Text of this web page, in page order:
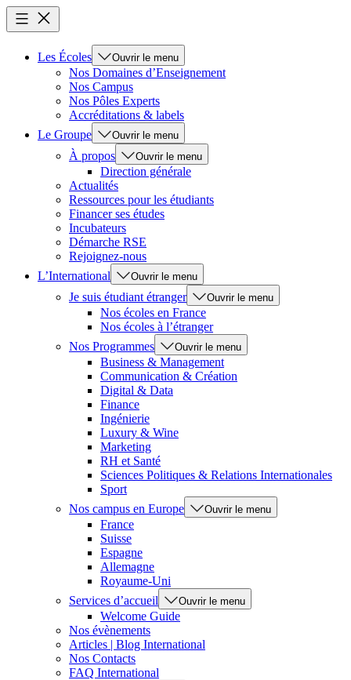
Les Écoles Ouvrir le menu
Nos Domaines d’Enseignement
Nos Campus
Nos Pôles Experts
Accréditations & labels
Le Groupe
Ouvrir le menu
À propos Ouvrir le menu
Direction générale
Actualités
Ressources pour les étudiants
Financer ses études
Incubateurs
Démarche RSE
Rejoignez-nous
L’International
Ouvrir le menu
Je suis étudiant étranger Ouvrir le menu
Nos écoles en France
Nos écoles à l’étranger
Nos Programmes
Ouvrir le menu
Business & Management
Communication & Création
Digital & Data
Finance
Ingénierie
Luxury & Wine
Marketing
RH et Santé
Sciences Politiques & Relations Internationales
Sport
Nos campus en Europe
Ouvrir le menu
France
Suisse
Espagne
Allemagne
Royaume-Uni
Services d’accueil
Ouvrir le menu
Welcome Guide
Nos évènements
Articles | Blog International
Nos Contacts
FAQ International